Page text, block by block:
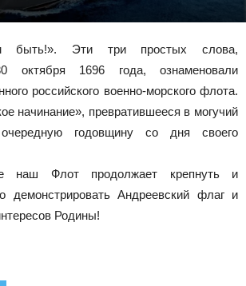
быть!». Эти три простых слова,
октября 1696 года, ознаменовали
российского военно-морского флота.
начинание», превратившееся в могучий
годовщину со дня своего
наш Флот продолжает крепнуть и
демонстрировать Андреевский флаг и
Родины!